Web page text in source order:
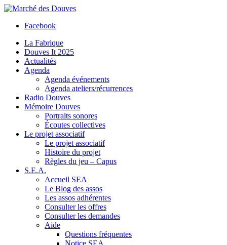
Facebook
La Fabrique
Douves It 2025
Actualités
Agenda
Agenda événements
Agenda ateliers/récurrences
Radio Douves
Mémoire Douves
Portraits sonores
Écoutes collectives
Le projet associatif
Le projet associatif
Histoire du projet
Règles du jeu – Capus
S.E.A.
Accueil SEA
Le Blog des assos
Les assos adhérentes
Consulter les offres
Consulter les demandes
Aide
Questions fréquentes
Notice SEA